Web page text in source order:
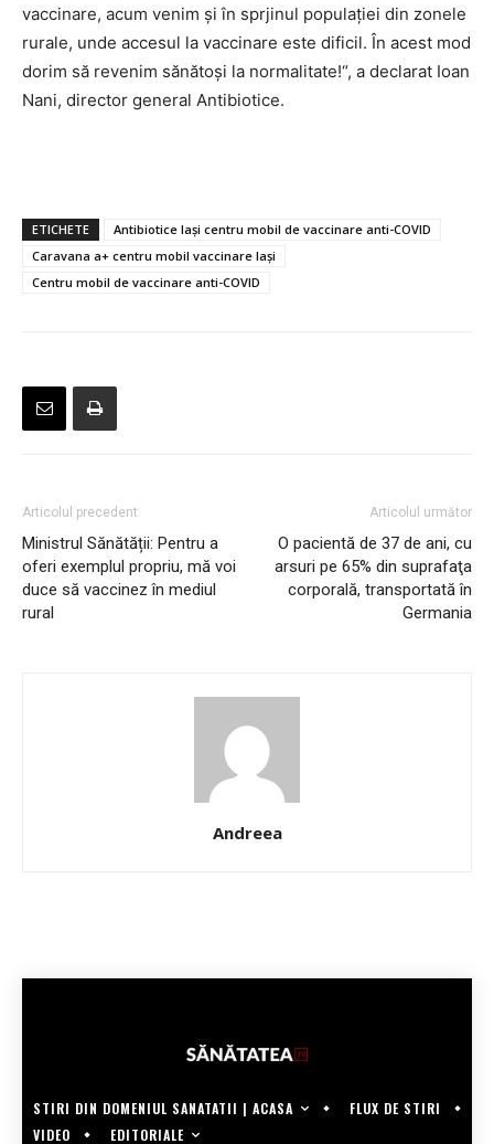
vaccinare, acum venim și în sprjinul populației din zonele
rurale, unde accesul la vaccinare este dificil. În acest mod
dorim să revenim sănătoși la normalitate!“, a declarat Ioan
Nani, director general Antibiotice.
ETICHETE
Antibiotice Iași centru mobil de vaccinare anti-COVID
Caravana a+ centru mobil vaccinare Iași
Centru mobil de vaccinare anti-COVID
Articolul precedent
Ministrul Sănătății: Pentru a
oferi exemplul propriu, mă voi
duce să vaccinez în mediul
rural
Articolul următor
O pacientă de 37 de ani, cu
arsuri pe 65% din suprafaţa
corporală, transportată în
Germania
Andreea
STIRI DIN DOMENIUL SANATATII | ACASA
FLUX DE STIRI
VIDEO
EDITORIALE